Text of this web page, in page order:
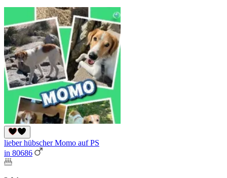
lieber hübscher Momo auf PS
in 80686